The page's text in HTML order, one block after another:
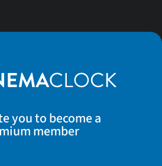
you to become a
member